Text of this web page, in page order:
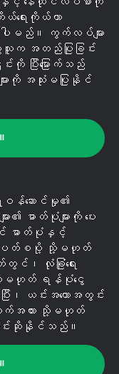
ယ်ရေးကိုယ်တာ
ည်။ ကွက်လပ်များ
က အတည်ပြုခြင်း
ပြီးမြောက်သည်
ားကို အသုံးမပြုနိုင်
န်ဆောင်မှု၏
၏ ဓာတ်ပုံများကို ပေး
ဓာတ်ပုံနှင့်
သာ ပတ်စပို့ သို့မဟုတ်
တွင်၊ လုံခြုံရေး
သို့မဟုတ် ရန်ပုံငွေ
၊ ယင်းအတောအတွင်း
က်အထား သို့မဟုတ်
င်းဆိုနိုင်သည်။